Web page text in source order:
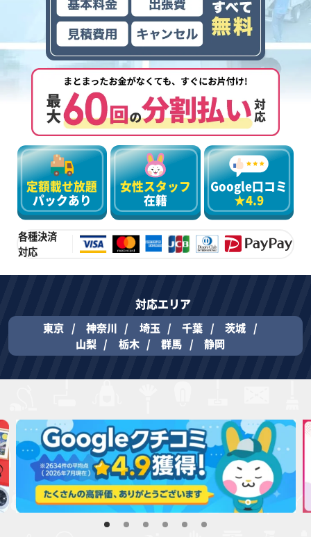
定額載せ放題
パックあり
女性スタッフ
在籍
Google口コミ
★4.9
各種決済
対応
対応エリア
東京 神奈川 埼玉 千葉
茨城
山梨
栃木 群馬 静岡